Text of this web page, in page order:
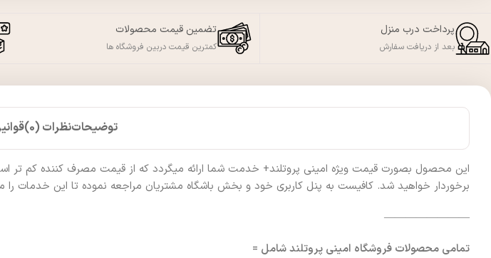
پرداخت درب منزل
بعد از دریافت سفارش
تضمین قیمت محصولات
کمترین قیمت دربین فروشگاه ها
توضیحاتنظرات (0)
این محصول بصورت قیمت ویژه امینی پروتلند+ خدمت شما ارائه میگردد که از قیمت مصرف کننده کم تر است
برخوردار خواهید شد. کافیست به پنل کاربری خود و بخش باشگاه مشتریان مراجعه نموده تا این خدمات را
————————
تمامی محصولات فروشگاه امینی پروتلند شامل =